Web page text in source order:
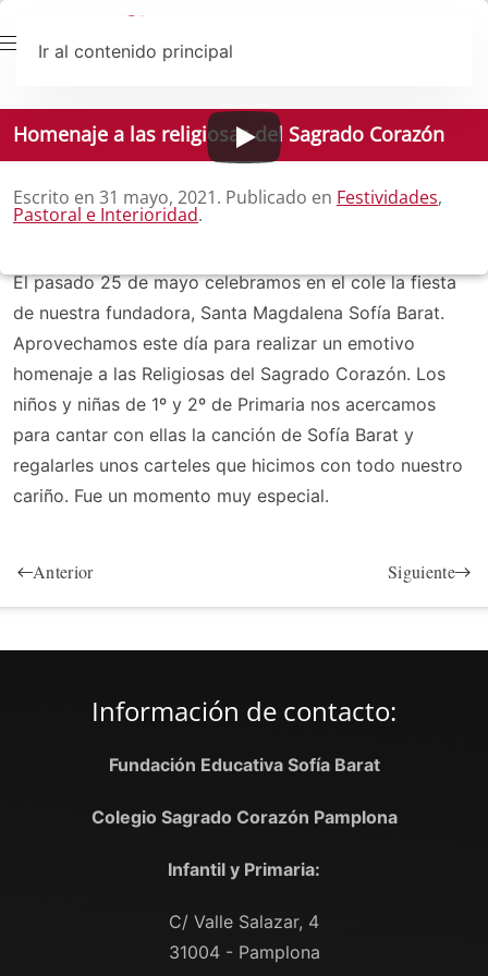
Ir al contenido principal
Homenaje a las religiosas del Sagrado Corazón
Escrito en 31 mayo, 2021. Publicado en Festividades,
Pastoral e Interioridad.
El pasado 25 de mayo celebramos en el cole la fiesta
de nuestra fundadora, Santa Magdalena Sofía Barat.
Aprovechamos este día para realizar un emotivo
homenaje a las Religiosas del Sagrado Corazón. Los
niños y niñas de 1º y 2º de Primaria nos acercamos
para cantar con ellas la canción de Sofía Barat y
regalarles unos carteles que hicimos con todo nuestro
cariño. Fue un momento muy especial.
Anterior Siguiente
Información de contacto:
Fundación Educativa Sofía Barat
Colegio Sagrado Corazón Pamplona
Infantil y Primaria:
C/ Valle Salazar, 4
31004 - Pamplona